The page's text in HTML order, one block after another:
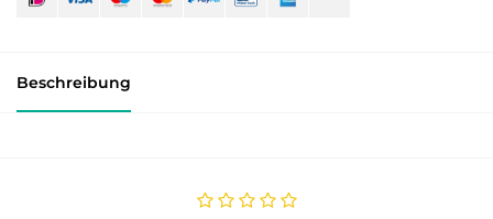
Beschreibung